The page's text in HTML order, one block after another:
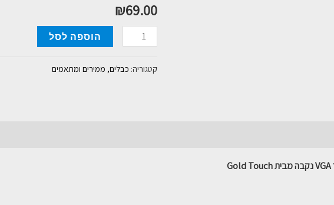
₪69.00
כמות
כבל
הוספה לסל
קטגוריה: כבלים, ממירים ומתאמים